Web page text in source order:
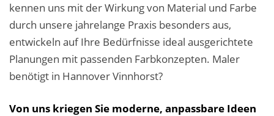
kennen uns mit der Wirkung von Material und Farbe
durch unsere jahrelange Praxis besonders aus,
entwickeln auf Ihre Bedürfnisse ideal ausgerichtete
Planungen mit passenden Farbkonzepten. Maler
benötigt in Hannover Vinnhorst?
Von uns kriegen Sie moderne, anpassbare Ideen